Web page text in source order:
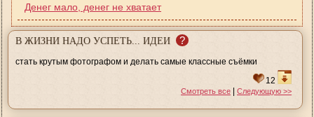
Денег мало, денег не хватает
В ЖИЗНИ НАДО УСПЕТЬ... ИДЕИ ?
стать крутым фотографом и делать самые классные съёмки
12
Смотреть все | Следующую >>